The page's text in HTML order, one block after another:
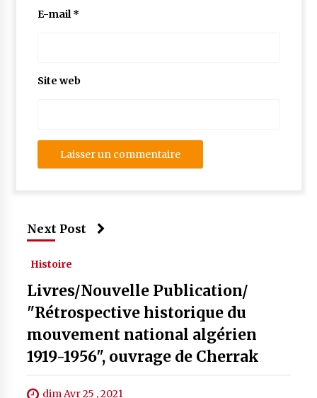
E-mail*
Site web
Next Post
Histoire
Livres/Nouvelle Publication/
"Rétrospective historique du
mouvement national algérien
1919-1956", ouvrage de Cherrak
dim Avr 25 , 2021